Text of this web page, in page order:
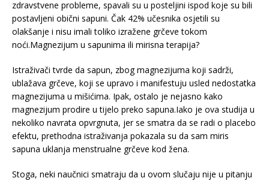
zdravstvene probleme, spavali su u posteljini ispod koje su bili
postavljeni obični sapuni. Čak 42% učesnika osjetili su
olakšanje i nisu imali toliko izražene grčeve tokom
noći.Magnezijum u sapunima ili mirisna terapija?
Istraživači tvrde da sapun, zbog magnezijuma koji sadrži,
ublažava grčeve, koji se upravo i manifestuju usled nedostatka
magnezijuma u mišićima. Ipak, ostalo je nejasno kako
magnezijum prodire u tijelo preko sapuna.Iako je ova studija u
nekoliko navrata opvrgnuta, jer se smatra da se radi o placebo
efektu, prethodna istraživanja pokazala su da sam miris
sapuna uklanja menstrualne grčeve kod žena.
Stoga, neki naučnici smatraju da u ovom slučaju nije u pitanju